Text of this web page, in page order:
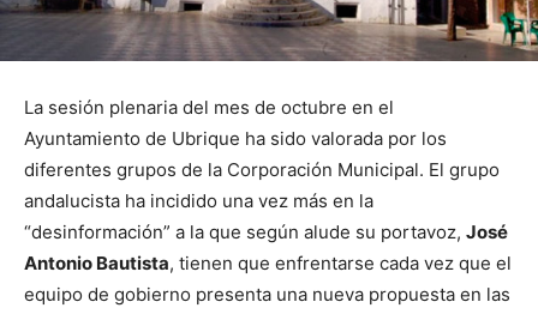
La sesión plenaria del mes de octubre en el
Ayuntamiento de Ubrique ha sido valorada por los
diferentes grupos de la Corporación Municipal. El grupo
andalucista ha incidido una vez más en la
“desinformación” a la que según alude su portavoz, José
Antonio Bautista, tienen que enfrentarse cada vez que el
equipo de gobierno presenta una nueva propuesta en las